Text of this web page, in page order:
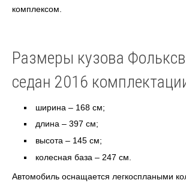
комплексом.
Размеры кузова
седан 2016
ширина – 168 см;
длина – 397 см;
высота – 145 см;
колесная база – 247 см.
Автомобиль оснащается легкосплаными